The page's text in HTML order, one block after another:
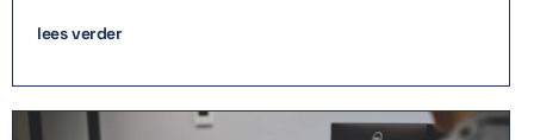
lees verder